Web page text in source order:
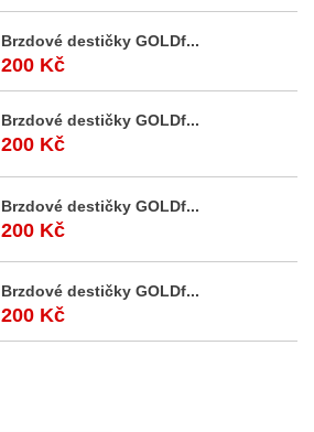
Brzdové destičky GOLDf...
200 Kč
Brzdové destičky GOLDf...
200 Kč
Brzdové destičky GOLDf...
200 Kč
Brzdové destičky GOLDf...
200 Kč